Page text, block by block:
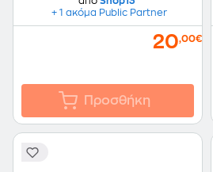
+ 1 ακόμα Public Partner
20,00€
Προσθήκη